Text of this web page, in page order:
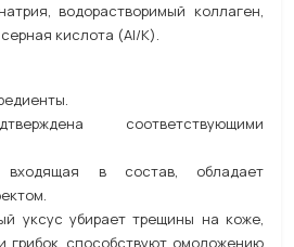
водорастворимый коллаген,
кислота (Аl/K).
соответствующими
входящая в состав, обладает
уксус убирает трещины на коже,
грибок, способствуют омоложению